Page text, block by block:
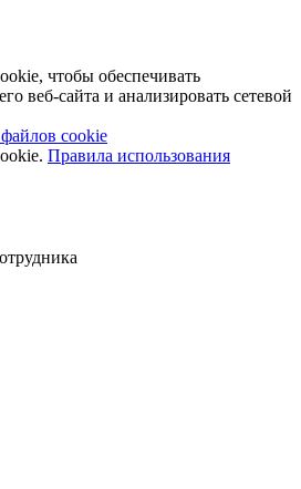
чтобы обеспечивать
веб-сайта и анализировать сетевой
cookie
Правила использования